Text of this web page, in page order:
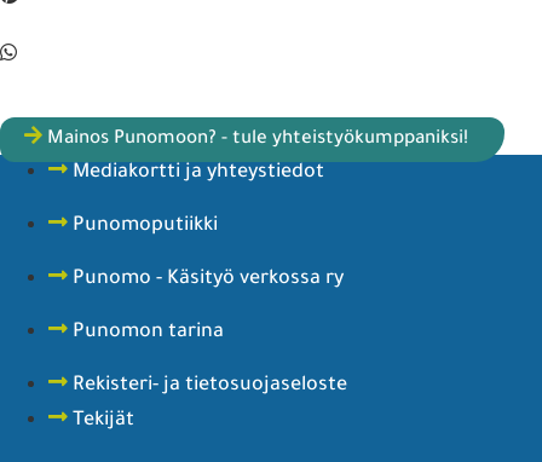
Mainos Punomoon? - tule yhteistyökumppaniksi!
Mediakortti ja yhteystiedot
Punomoputiikki
Punomo - Käsityö verkossa ry
Punomon tarina
Rekisteri- ja tietosuojaseloste
Tekijät